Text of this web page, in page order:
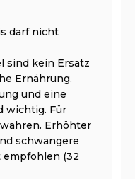
darf nicht
sind kein Ersatz
Ernährung.
und eine
wichtig. Für
Erhöhter
schwangere
(32